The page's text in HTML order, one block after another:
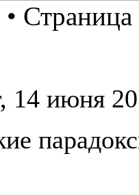
Страница
14 июня